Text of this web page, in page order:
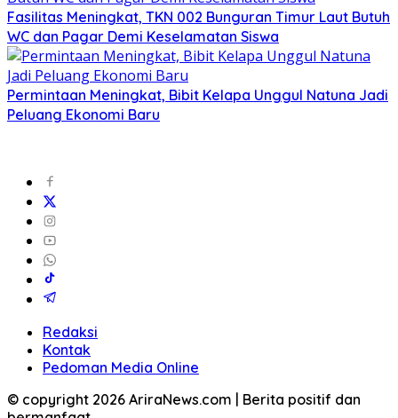
Fasilitas Meningkat, TKN 002 Bunguran Timur Laut Butuh
WC dan Pagar Demi Keselamatan Siswa
Permintaan Meningkat, Bibit Kelapa Unggul Natuna Jadi
Peluang Ekonomi Baru
Redaksi
Kontak
Pedoman Media Online
© copyright 2026 AriraNews.com | Berita positif dan